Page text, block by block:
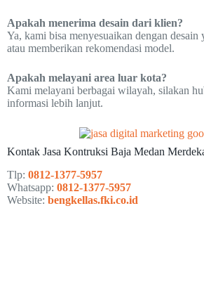
Apakah menerima desain dari klien?
Ya, kami bisa menyesuaikan dengan
atau memberikan rekomendasi model.
Apakah melayani area luar kota?
Kami melayani berbagai wilayah, silakan
informasi lebih lanjut.
Kontak Jasa Kontruksi Baja Medan
Tlp: 0812-1377-5957
Whatsapp: 0812-1377-5957
Website: bengkellas.fki.co.id